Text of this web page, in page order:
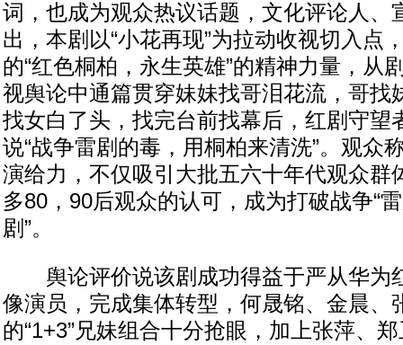
词，也成为观众热议话题，文化评论人、
出，本剧以“小花再现”为拉动收视切入点
的“红色桐柏，永生英雄”的精神力量，从
视舆论中通篇贯穿妹妹找哥泪花流，哥找
找女白了头，找完台前找幕后，红剧守望
说“战争雷剧的毒，用桐柏来清洗”。观众
演给力，不仅吸引大批五六十年代观众群
多80，90后观众的认可，成为打破战争“
剧”。
舆论评价说该剧成功得益于严从华为
像演员，完成集体转型，何晟铭、金晨、
的“1+3”兄妹组合十分抢眼，加上张萍、